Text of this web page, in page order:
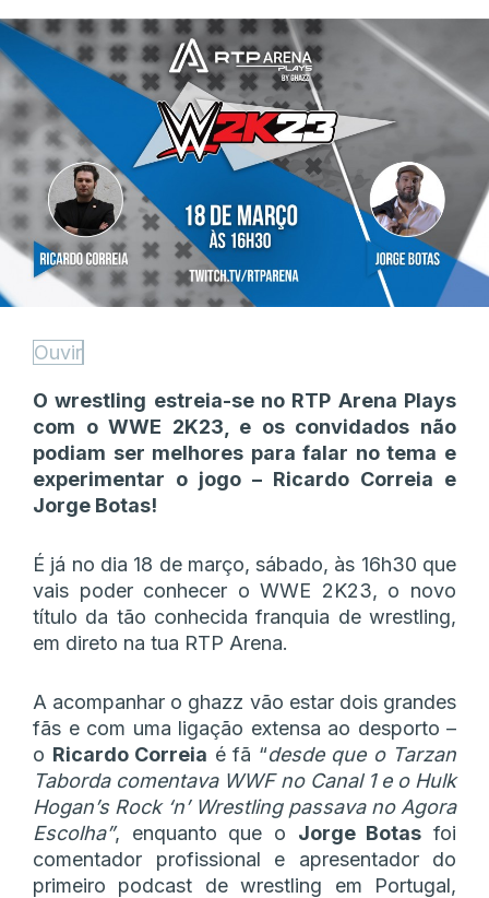
Ouvir
O wrestling estreia-se no RTP Arena Plays
com o WWE 2K23, e os convidados não
podiam ser melhores para falar no tema e
experimentar o jogo – Ricardo Correia e
Jorge Botas!
É já no dia 18 de março, sábado, às 16h30 que
vais poder conhecer o WWE 2K23, o novo
título da tão conhecida franquia de wrestling,
em direto na tua RTP Arena.
A acompanhar o ghazz vão estar dois grandes
fãs e com uma ligação extensa ao desporto –
o Ricardo Correia é fã “desde que o Tarzan
Taborda comentava WWF no Canal 1 e o Hulk
Hogan’s Rock ‘n’ Wrestling passava no Agora
Escolha”, enquanto que o Jorge Botas foi
comentador profissional e apresentador do
primeiro podcast de wrestling em Portugal,